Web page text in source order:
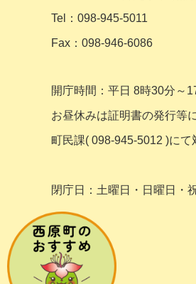
Tel：098-945-5011
Fax：098-946-6086
開庁時間：平日 8時30分～
お昼休みは証明書の発行等
町民課( 098-945-5012 )にて
閉庁日：土曜日・日曜日・